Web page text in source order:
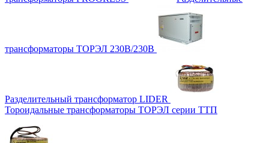
трансформаторы ТОРЭЛ 230В/230В
Разделительный трансформатор LIDER
Тороидальные трансформаторы ТОРЭЛ серии ТТП